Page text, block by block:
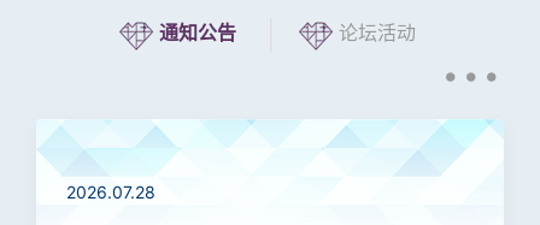
通知公告 论坛活动
•••
2026.07.28